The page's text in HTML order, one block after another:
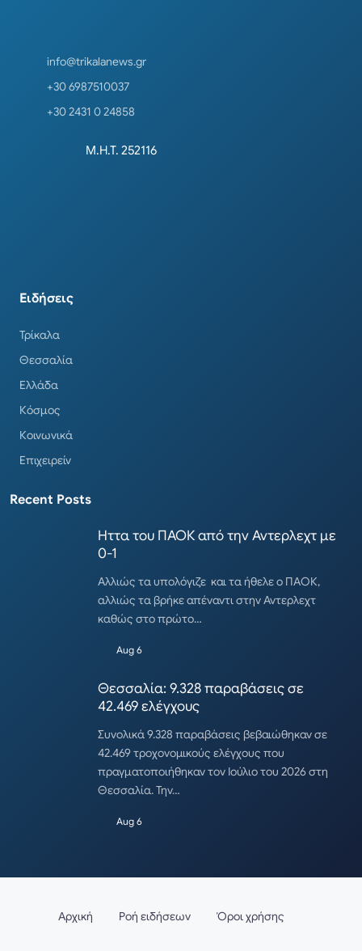
info@trikalanews.gr
+30 6987510037
+30 2431 0 24858
Μ.Η.Τ. 252116
Ειδήσεις
Τρίκαλα
Θεσσαλία
Ελλάδα
Κόσμος
Κοινωνικά
Επιχειρείν
Recent Posts
Ηττα του ΠΑΟΚ από την Αντερλεχτ με
0-1
Αλλιώς τα υπολόγιζε και τα ήθελε ο ΠΑΟΚ,
αλλιώς τα βρήκε απέναντι στην Αντερλεχτ
καθώς στο πρώτο…
Aug 6
Θεσσαλία: 9.328 παραβάσεις σε
42.469 ελέγχους
Συνολικά 9.328 παραβάσεις βεβαιώθηκαν σε
42.469 τροχονομικούς ελέγχους που
πραγματοποιήθηκαν τον Ιούλιο του 2026 στη
Θεσσαλία. Την…
Aug 6
Αρχική Ροή ειδήσεων Όροι χρήσης